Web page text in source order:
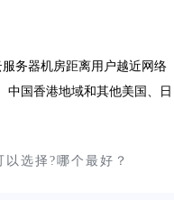
务器机房距离用户越近网络
中国香港地域和其他美国、日
选择?哪个最好？